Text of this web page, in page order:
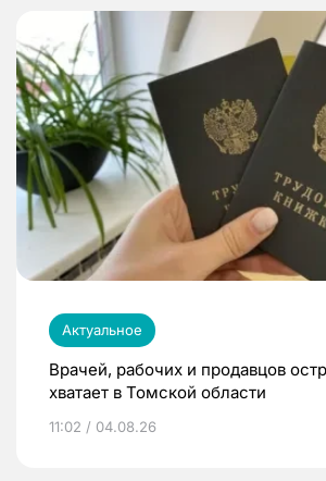
Актуальное
Врачей, рабочих и продавцов
хватает в Томской области
11:02 / 04.08.26